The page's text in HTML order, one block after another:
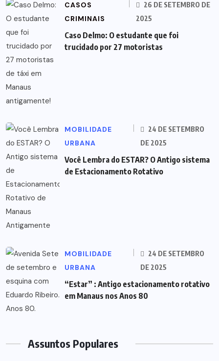
CASOS
CRIMINAIS
26 DE SETEMBRO DE
2025
Caso Delmo: O estudante que foi
trucidado por 27 motoristas
MOBILIDADE
URBANA
24 DE SETEMBRO
DE 2025
Você Lembra do ESTAR? O Antigo sistema
de Estacionamento Rotativo
MOBILIDADE
URBANA
24 DE SETEMBRO
DE 2025
“Estar” : Antigo estacionamento rotativo
em Manaus nos Anos 80
Assuntos Populares